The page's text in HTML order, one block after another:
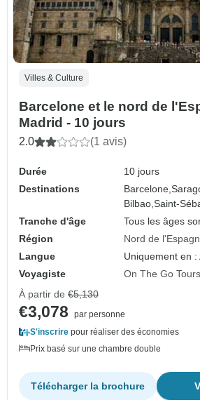
Villes & Culture
Barcelone et le nord de
Madrid - 10 jours
2.0 (1 avis)
Durée
10 jours
Destinations
Barcelone,
Bilbao,Saint-
Tranche d'âge
Tous les âges
Région
Nord de
Langue
Uniquement en :
Voyagiste
On The Go Tours
À partir de €5,130
€3,078
par personne
S'inscrire pour réaliser des économies
Prix basé sur une chambre double
Télécharger la brochure